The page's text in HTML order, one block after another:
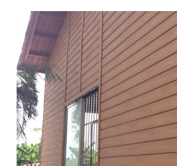
の
ス
ペ
ー
ス
の
た
め
の
質
の